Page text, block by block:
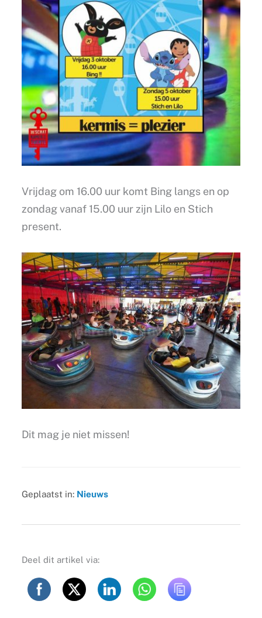
Vrijdag om 16.00 uur komt Bing langs en op
zondag vanaf 15.00 uur zijn Lilo en Stich
present.
Dit mag je niet missen!
Geplaatst in: Nieuws
Deel dit artikel via: